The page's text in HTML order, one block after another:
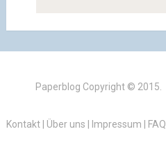
Paperblog Copyright © 2015.
Kontakt| Über uns Impressum FAQ